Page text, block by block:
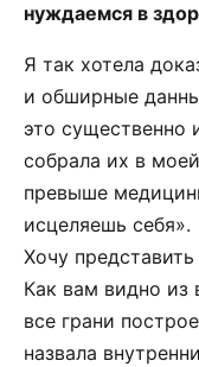
нуждаемся в
Я так хотела
и обширные
это существенно
собрала их в
превыше
исцеляешь себя».
Хочу
Как вам видно из
все грани
назвала